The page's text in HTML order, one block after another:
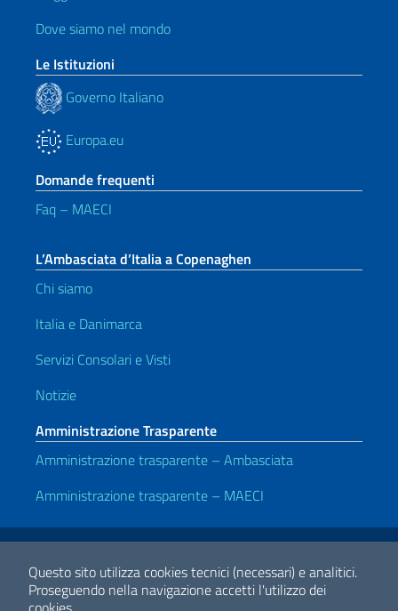
Questo sito utilizza cookies tecnici (necessari) e analitici.
Proseguendo nella navigazione accetti l'utilizzo dei
Dove siamo nel mondo
Le Istituzioni
Governo Italiano
Europa.eu
Domande frequenti
Faq – MAECI
L’Ambasciata d’Italia a Copenaghen
Chi siamo
Italia e Danimarca
Servizi Consolari e Visti
Notizie
Amministrazione Trasparente
Amministrazione trasparente – Ambasciata
Amministrazione trasparente – MAECI
Link Utili